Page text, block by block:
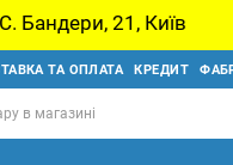
Київ У
ТА ОПЛАТА КРЕДИТ